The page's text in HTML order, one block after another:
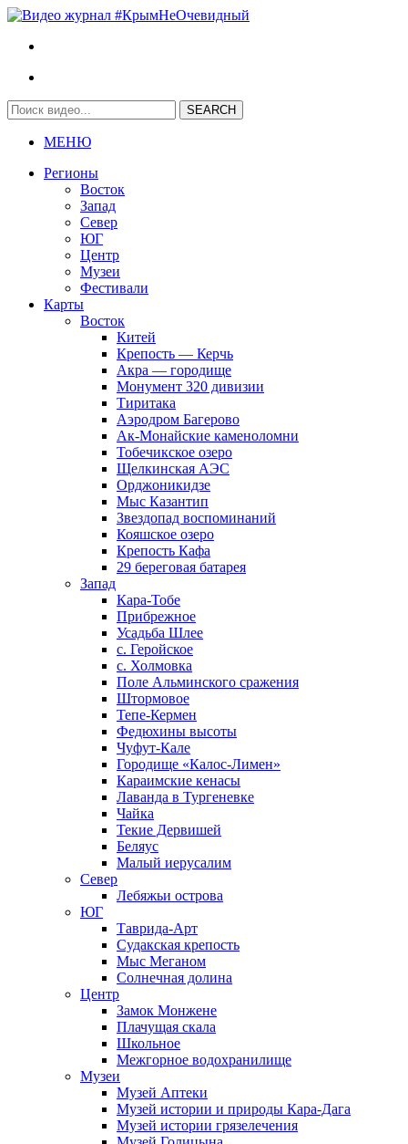
МЕНЮ
Регионы
Восток
Запад
Север
ЮГ
Центр
Музеи
Фестивали
Карты
Восток
Китей
Крепость — Керчь
Акра — городище
Монумент 320 дивизии
Тиритака
Аэродром Багерово
Ак-Монайские каменоломни
Тобечикское озеро
Щелкинская АЭС
Орджоникидзе
Мыс Казантип
Звездопад воспоминаний
Кояшское озеро
Крепость Кафа
29 береговая батарея
Запад
Кара-Тобе
Прибрежное
Усадьба Шлее
с. Геройское
с. Холмовка
Поле Альминского сражения
Штормовое
Тепе-Кермен
Федюхины высоты
Чуфут-Кале
Городище «Калос-Лимен»
Караимские кенасы
Лаванда в Тургеневке
Чайка
Текие Дервишей
Беляус
Малый иерусалим
Север
Лебяжьи острова
ЮГ
Таврида-Арт
Судакская крепость
Мыс Меганом
Солнечная долина
Центр
Замок Монжене
Плачущая скала
Школьное
Межгорное водохранилище
Музеи
Музей Аптеки
Музей истории и природы Кара-Дага
Музей истории грязелечения